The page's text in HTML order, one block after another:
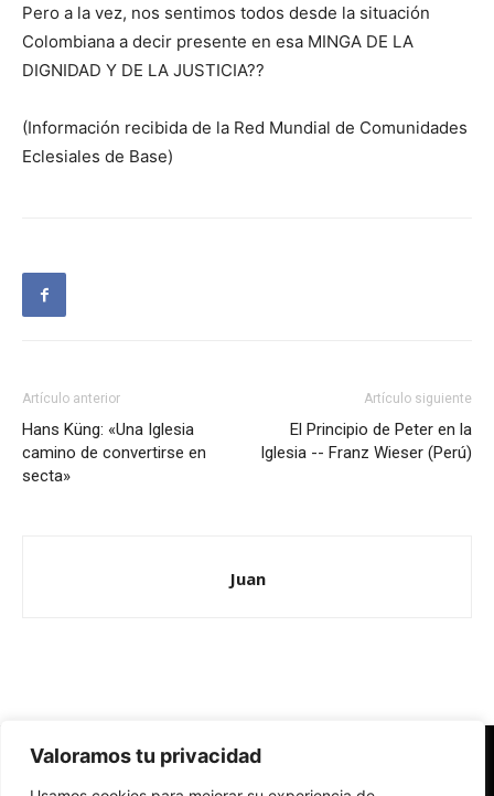
Valoramos tu privacidad
Pero a la vez, nos sentimos todos desde la situación
Colombiana a decir presente en esa MINGA DE LA
DIGNIDAD Y DE LA JUSTICIA??
(Información recibida de la Red Mundial de Comunidades
Eclesiales de Base)
Artículo anterior
Hans Küng: «Una Iglesia
camino de convertirse en
secta»
Artículo siguiente
El Principio de Peter en la
Iglesia -- Franz Wieser (Perú)
Juan
Redes Cristianas